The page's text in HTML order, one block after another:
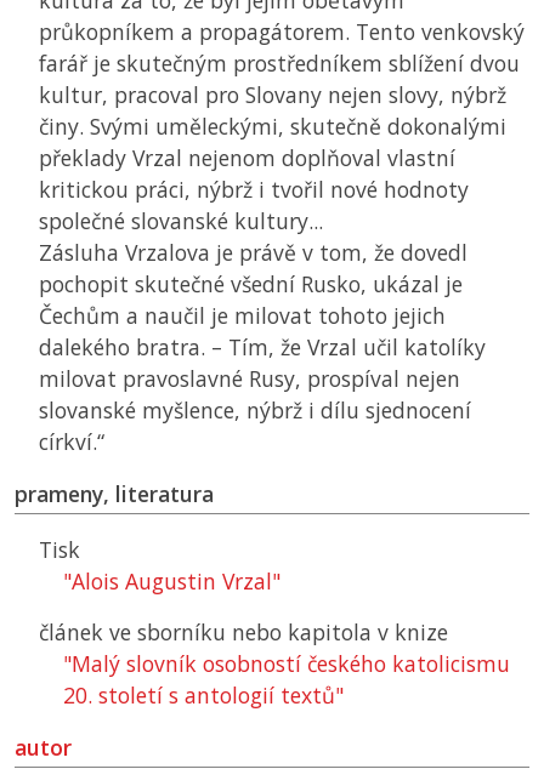
průkopníkem a propagátorem. Tento venkovský
farář je skutečným prostředníkem sblížení dvou
kultur, pracoval pro Slovany nejen slovy, nýbrž
činy. Svými uměleckými, skutečně dokonalými
překlady Vrzal nejenom doplňoval vlastní
kritickou práci, nýbrž i tvořil nové hodnoty
společné slovanské kultury...
Zásluha Vrzalova je právě v tom, že dovedl
pochopit skutečné všední Rusko, ukázal je
Čechům a naučil je milovat tohoto jejich
dalekého bratra. – Tím, že Vrzal učil katolíky
milovat pravoslavné Rusy, prospíval nejen
slovanské myšlence, nýbrž i dílu sjednocení
církví.“
prameny, literatura
Tisk
"Alois Augustin Vrzal"
článek ve sborníku nebo kapitola v knize
"Malý slovník osobností českého katolicismu
20. století s antologií textů"
autor